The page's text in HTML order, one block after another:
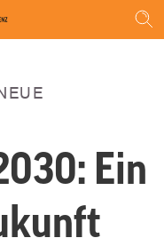
Ein